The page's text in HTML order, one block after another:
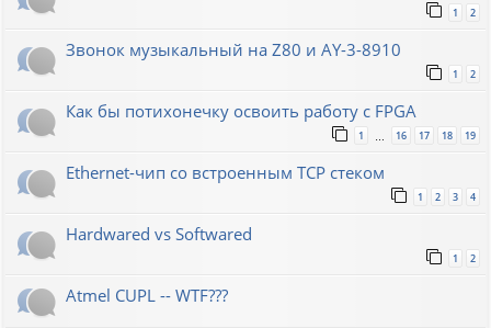
1 2
Звонок музыкальный на Z80 и AY-3-8910
1 2
Как бы потихонечку освоить работу с FPGA
1 16 17 18 19
Ethernet-чип со встроенным TCP стеком
1 2 3 4
Hardwared vs Softwared
1 2
Atmel CUPL -- WTF???